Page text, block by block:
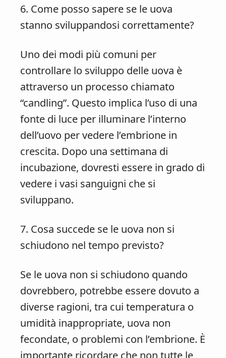
6. Come posso sapere se le uova
stanno sviluppandosi correttamente?
Uno dei modi più comuni per
controllare lo sviluppo delle uova è
attraverso un processo chiamato
“candling”. Questo implica l’uso di una
fonte di luce per illuminare l’interno
dell’uovo per vedere l’embrione in
crescita. Dopo una settimana di
incubazione, dovresti essere in grado di
vedere i vasi sanguigni che si
sviluppano.
7. Cosa succede se le uova non si
schiudono nel tempo previsto?
Se le uova non si schiudono quando
dovrebbero, potrebbe essere dovuto a
diverse ragioni, tra cui temperatura o
umidità inappropriate, uova non
fecondate, o problemi con l’embrione. È
importante ricordare che non tutte le